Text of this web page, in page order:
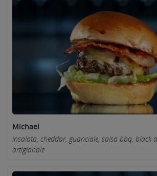
Michael
insalata, cheddar, guanciale, salsa bbq, black
artigianale